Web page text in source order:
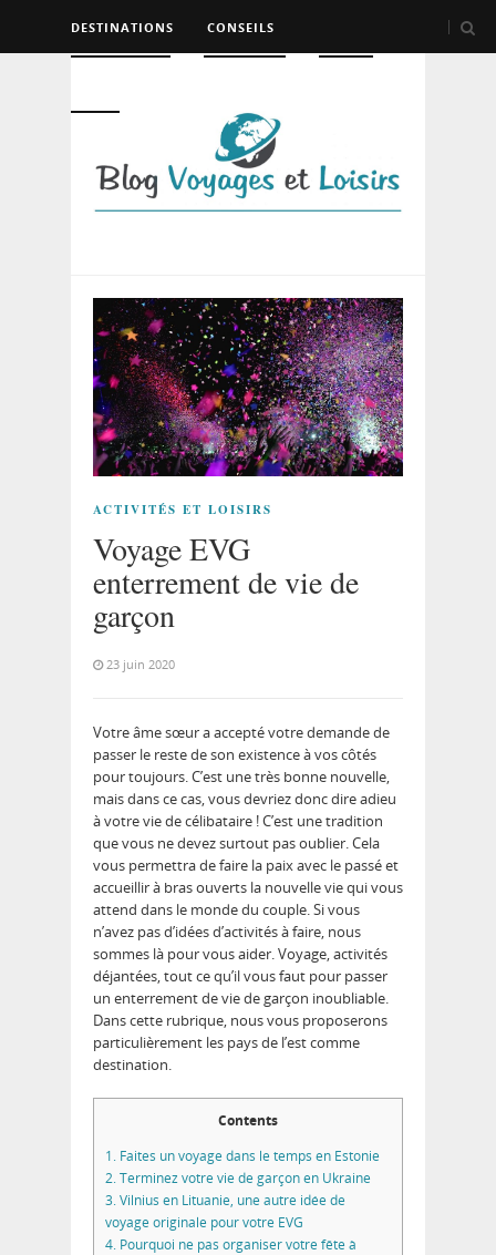
DESTINATIONS CONSEILS
ACTIVITÉS ET LOISIRS
Voyage EVG
enterrement de vie de
garçon
23 juin 2020
Votre âme sœur a accepté votre demande de
passer le reste de son existence à vos côtés
pour toujours. C’est une très bonne nouvelle,
mais dans ce cas, vous devriez donc dire adieu
à votre vie de célibataire ! C’est une tradition
que vous ne devez surtout pas oublier. Cela
vous permettra de faire la paix avec le passé et
accueillir à bras ouverts la nouvelle vie qui vous
attend dans le monde du couple. Si vous
n’avez pas d’idées d’activités à faire, nous
sommes là pour vous aider. Voyage, activités
déjantées, tout ce qu’il vous faut pour passer
un enterrement de vie de garçon inoubliable.
Dans cette rubrique, nous vous proposerons
particulièrement les pays de l’est comme
destination.
Contents
1. Faites un voyage dans le temps en Estonie
2.Terminez votre vie de garçon en Ukraine
3.Vilnius en Lituanie, une autre idée de
voyage originale pour votre EVG
4. Pourquoi ne pas organiser votre fête à